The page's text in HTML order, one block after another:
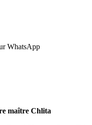
WhatsApp
maître Chlita